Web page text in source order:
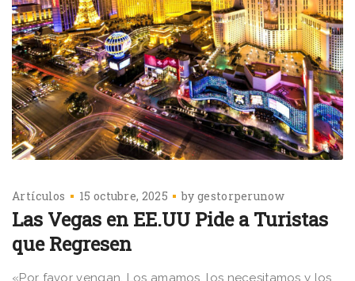
Artículos 15 octubre, 2025 bygestorperunow
Las Vegas en EE.UU Pide a Turistas
que Regresen
«Por favor vengan. Los amamos, los necesitamos y los